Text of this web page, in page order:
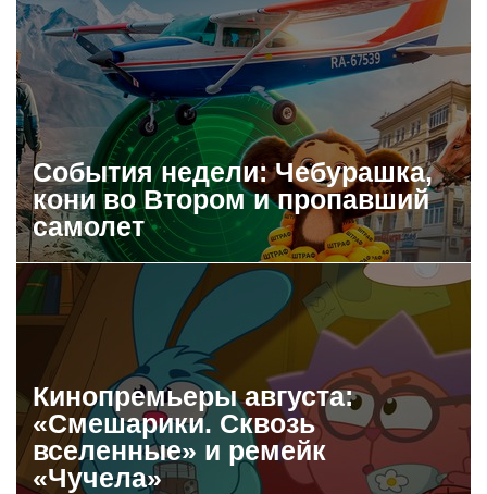
События недели: Чебурашка,
кони во Втором и пропавший
самолет
Кинопремьеры августа:
«Смешарики. Сквозь
вселенные» и ремейк
«Чучела»